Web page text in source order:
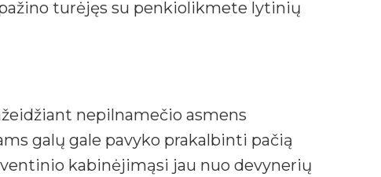
turėjęs su penkiolikmete lytinių
nepilnamečio asmens
galų gale pavyko prakalbinti pačią
kabinėjimąsi jau nuo devynerių